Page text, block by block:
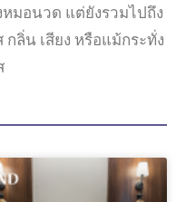
มอนวด แต่ยังรวมไปถึง
ลิ่น เสียง หรือแม้กระทั่ง